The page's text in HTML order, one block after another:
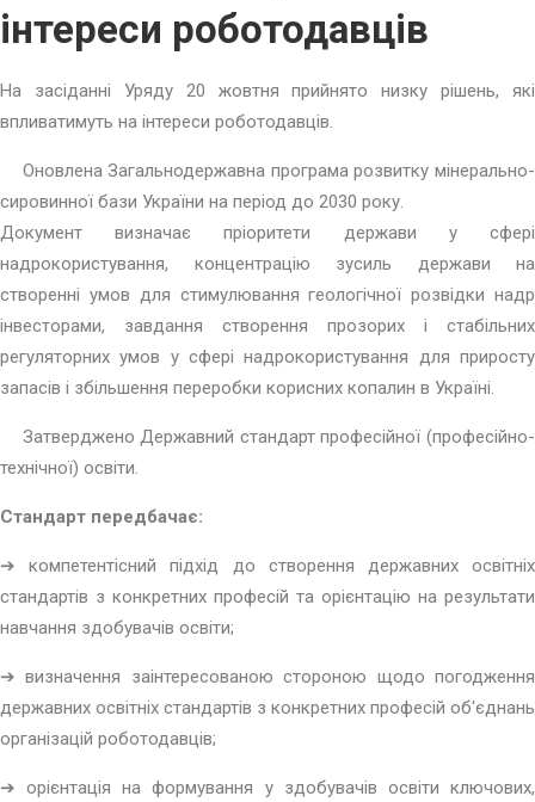
інтереси роботодавців
На засіданні Уряду 20 жовтня прийнято низку рішень, які
впливатимуть на інтереси роботодавців.
Оновлена Загальнодержавна програма розвитку мінерально-
сировинної бази України на період до 2030 року.
Документ визначає пріоритети держави у сфері
надрокористування, концентрацію зусиль держави на
створенні умов для стимулювання геологічної розвідки надр
інвесторами, завдання створення прозорих і стабільних
регуляторних умов у сфері надрокористування для приросту
запасів і збільшення переробки корисних копалин в Україні.
Затверджено Державний стандарт професійної (професійно-
технічної) освіти.
Стандарт передбачає:
➔ компетентісний підхід до створення державних освітніх
стандартів з конкретних професій та орієнтацію на результати
навчання здобувачів освіти;
➔ визначення заінтересованою стороною щодо погодження
державних освітніх стандартів з конкретних професій об'єднань
організацій роботодавців;
➔ орієнтація на формування у здобувачів освіти ключових,